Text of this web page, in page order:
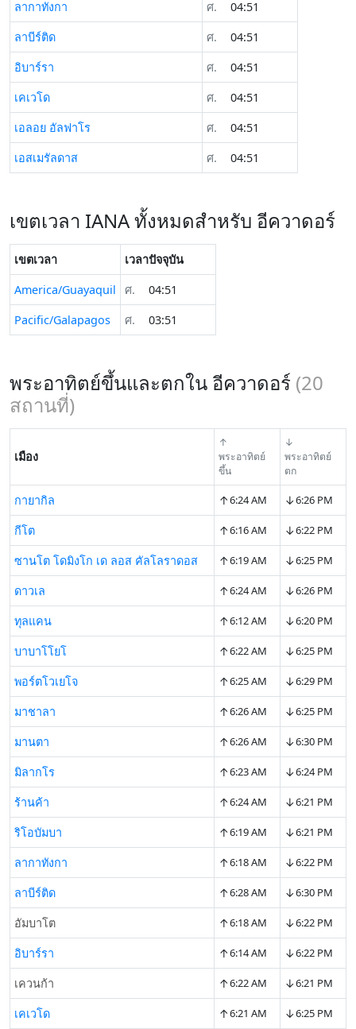
ลากาทังกา
ศ.
04:51
ลาบีร์ติด
ศ.
04:51
อิบาร์รา
ศ.
04:51
เคเวโด
ศ.
04:51
เอลอย อัลฟาโร
ศ.
04:51
เอสเมรัลดาส
ศ. 04:51
เขตเวลา IANA ทั้งหมดสำหรับ อีควาดอร์
เขตเวลา
เวลาปัจจุบัน
America/Guayaquil
ศ.
04:51
Pacific/Galapagos
ศ. 03:51
พระอาทิตย์ขึ้นและตกใน อีควาดอร์ (20
สถานที่)
เมือง
↑
พระอาทิตย์
ขึ้น
↓
พระอาทิตย์
ตก
กายากิล ↑6:24 AM ↓6:26 PM
กีโต ↑6:16 AM ↓6:22 PM
ซานโต โดมิงโก เด ลอส คัลโลราดอส ↑6:19 AM ↓6:25 PM
ดาวเล ↑6:24 AM ↓6:26 PM
ทุลแคน ↑6:12 AM ↓6:20 PM
บาบาโโยโ ↑6:22 AM ↓6:25 PM
พอร์ตโวเยโจ ↑6:25 AM ↓6:29 PM
มาชาลา ↑6:26 AM ↓6:25 PM
มานตา ↑6:26 AM ↓6:30 PM
มิลากโร ↑6:23 AM ↓6:24 PM
ร้านค้า ↑6:24 AM ↓6:21 PM
ริโอบัมบา ↑6:19 AM ↓6:21 PM
ลากาทังกา ↑6:18 AM ↓6:22 PM
ลาบีร์ติด ↑6:28 AM ↓6:30 PM
อัมบาโต ↑6:18 AM ↓6:22 PM
อิบาร์รา ↑6:14 AM ↓6:22 PM
เควนก้า ↑6:22 AM ↓6:21 PM
เคเวโด ↑6:21 AM ↓6:25 PM